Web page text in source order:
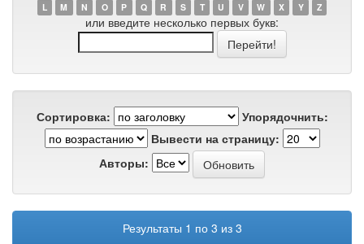
L
M N O P Q R S T U V W X Y Z
или введите несколько первых букв:
Сортировка:
Упорядочнить:
Вывести на страницу:
Авторы:
Результаты 1 по 3 из 3